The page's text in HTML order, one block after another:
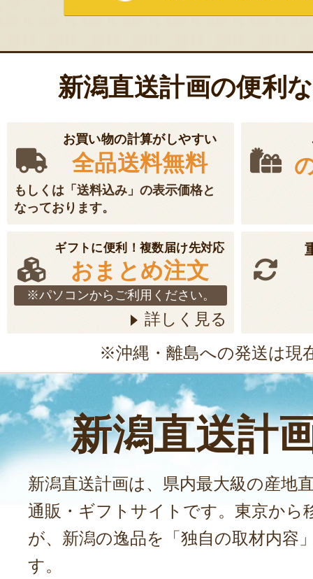
新潟直送計画の便利
お買い物の計算がしやすい
全品送料無料
もしくは「送料込み」の表示価格と
なっております。
ギフトに便利！複数届け先対応
おまとめ注文
※パソコンからご利用ください。
詳しく見る
※沖縄・離島への発送は現
新潟直送計
新潟直送計画は、県内最大級の産地
通販・ギフトサイトです。東京から
が、新潟の逸品を「独自の取材内容
す。